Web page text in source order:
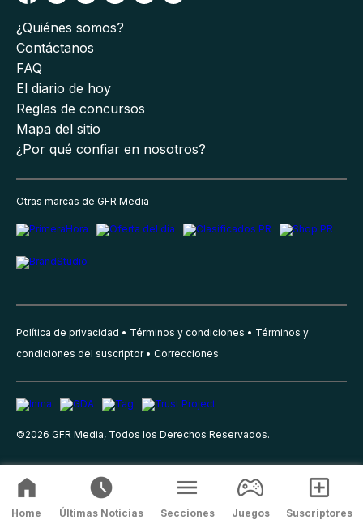
¿Quiénes somos?
Contáctanos
FAQ
El diario de hoy
Reglas de concursos
Mapa del sitio
¿Por qué confiar en nosotros?
Otras marcas de GFR Media
Política de privacidad Términos y condiciones
Términos y
condiciones del suscriptor
Correcciones
©2026 GFR Media, Todos los Derechos Reservados.
Home Últimas Noticias Secciones Juegos Suscriptores